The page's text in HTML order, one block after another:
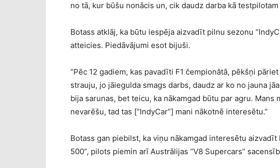
no tā, kur būšu nonācis un, cik daudz darba kā testpilotam
Botass atklāj, ka būtu iespēja aizvadīt pilnu sezonu
atteicies. Piedāvājumi esot bijuši.
“Pēc 12 gadiem, kas pavadīti F1 čempionātā, pēkšņi
strauju, jo jāiegulda smags darbs, daudz ar ko no jauna
bija sarunas, bet teicu, ka nākamgad būtu par agru. Mans
nevarēšu, tad tas [“IndyCar”] mani nākotnē interesētu.”
Botass gan piebilst, ka viņu nākamgad interesētu
500”, pilots piemin arī Austrālijas “V8 Supercars”